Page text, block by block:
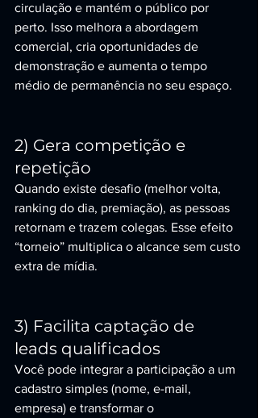
circulação e mantém o público por
perto. Isso melhora a abordagem
comercial, cria oportunidades de
demonstração e aumenta o tempo
médio de permanência no seu espaço.
2) Gera competição e
repetição
Quando existe desafio (melhor volta,
ranking do dia, premiação), as pessoas
retornam e trazem colegas. Esse efeito
“torneio” multiplica o alcance sem custo
extra de mídia.
3) Facilita captação de
leads qualificados
Você pode integrar a participação a um
cadastro simples (nome, e-mail,
empresa) e transformar o